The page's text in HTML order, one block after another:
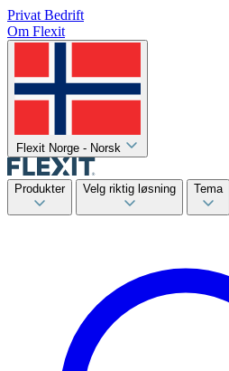
Privat Bedrift
Om Flexit
Flexit Norge - Norsk
Produkter Velg riktig løsning Tema